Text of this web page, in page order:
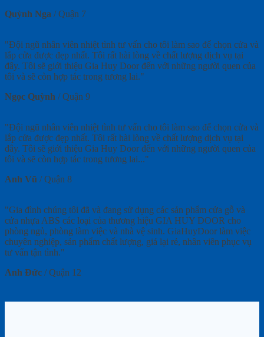
Quỳnh Nga /Quận 7
"Đội ngũ nhân viên nhiệt tình tư vấn cho tôi làm sao để chọn cửa và
lắp cửa được đẹp nhất. Tôi rất hài lòng về chất lượng dịch vụ tại
đây. Tôi sẽ giới thiệu Gia Huy Door đến với những người quen của
tôi và sẽ còn hợp tác trong tương lai."
Ngọc Quỳnh /Quận 9
"Đội ngũ nhân viên nhiệt tình tư vấn cho tôi làm sao để chọn cửa và
lắp cửa được đẹp nhất. Tôi rất hài lòng về chất lượng dịch vụ tại
đây. Tôi sẽ giới thiệu Gia Huy Door đến với những người quen của
tôi và sẽ còn hợp tác trong tương lai..."
Anh Vũ /Quận 8
"Gia đình chúng tôi đã và đang sử dụng các sản phẩm cửa gỗ và
cửa nhựa ABS các loại của thương hiệu GIA HUY DOOR cho
phòng ngủ, phòng làm việc và nhà vệ sinh. GiaHuyDoor làm việc
chuyên nghiệp, sản phẩm chất lượng, giá lại rẻ, nhân viên phục vụ
tư vấn tận tình."
Anh Đức /Quận 12